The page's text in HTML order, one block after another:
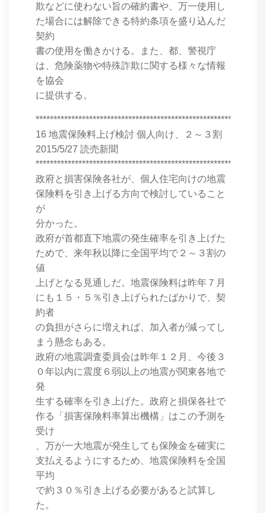
欺などに使わない旨の確約書や、万一使用し
た場合には解除できる特約条項を盛り込んだ
契約
書の使用を働きかける。また、都、警視庁
は、危険薬物や特殊詐欺に関する様々な情報
を協会
に提供する。
16 地震保険料上げ検討 個人向け、２～３割
2015/5/27 読売新聞
政府と損害保険各社が、個人住宅向けの地震
保険料を引き上げる方向で検討していること
が
分かった。
政府が首都直下地震の発生確率を引き上げた
ためで、来年秋以降に全国平均で２～３割の
値
上げとなる見通しだ。地震保険料は昨年７月
にも１５・５％引き上げられたばかりで、契
約者
の負担がさらに増えれば、加入者が減ってし
まう懸念もある。
政府の地震調査委員会は昨年１２月、今後３
０年以内に震度６弱以上の地震が関東各地で
発
生する確率を引き上げた。政府と損保各社で
作る「損害保険料率算出機構」はこの予測を
受け
、万が一大地震が発生しても保険金を確実に
支払えるようにするため、地震保険料を全国
平均
で約３０％引き上げる必要があると試算し
た。